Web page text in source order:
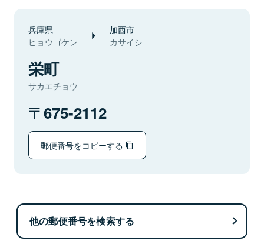
兵庫県
ヒョウゴケン
加西市
カサイシ
栄町
サカエチョウ
675-2112
郵便番号をコピーする
他の郵便番号を検索する